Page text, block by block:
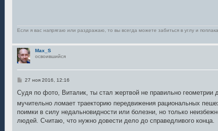
Если я вас напрягаю или раздражаю, то вы всегда можете забиться в углу и
Max_S
освоившийся
С
о
б
щ
н
и
27 ноя 2016, 12:16
Судя по фото, Виталик, ты стал жертвой не правильно геометрии
мучительно ломает траекторию передвижения рациональных
поимки в силу недальновидности или болезни, но только
людей. Считаю, что нужно довести дело до справедливого конца.